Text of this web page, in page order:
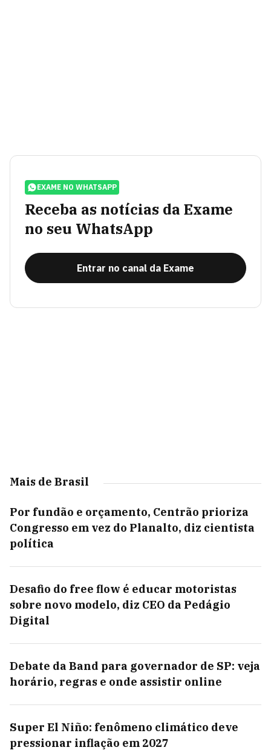
EXAME NO WHATSAPP
Receba as notícias da Exame
no seu WhatsApp
Entrar no canal da Exame
Mais de Brasil
Por fundão e orçamento, Centrão prioriza
Congresso em vez do Planalto, diz cientista
política
Desafio do free flow é educar motoristas
sobre novo modelo, diz CEO da Pedágio
Digital
Debate da Band para governador de SP: veja
horário, regras e onde assistir online
Super El Niño: fenômeno climático deve
pressionar inflação em 2027